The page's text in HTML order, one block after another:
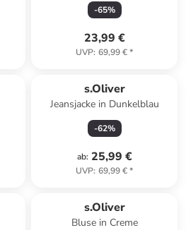
-65%
23,99 €
UVP: 69,99 €*
s.Oliver
Jeansjacke in Dunkelblau
-62%
ab: 25,99 €
UVP: 69,99 €*
s.Oliver
Bluse in Creme